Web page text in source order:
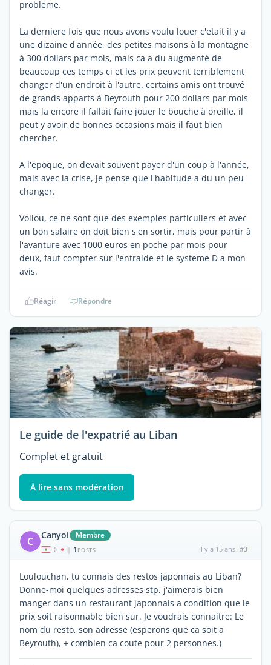
probleme.
La derniere fois que nous avons voulu louer c'etait il y a
une dizaine d'année, des petites maisons à la montagne
à 300 dollars par mois, mais ca a du augmenté de
beaucoup ces temps ci et les prix peuvent terriblement
changer d'un endroit à l'autre. certains amis ont trouvé
de grands apparts à Beyrouth pour 200 dollars par mois
mais la encore il fallait faire jouer le bouche à oreille, il
peut y avoir de bonnes occasions mais il faut bien
chercher.
A l'epoque, on devait souvent payer d'un coup à l'année,
mais avec la crise, je pense que l'habitude a du un peu
changer.
Voilou, ce ne sont que des exemples particuliers et avec
un bon salaire on doit bien s'en sortir, mais pour partir à
l'avanture avec 1000 euros en poche par mois pour
deux, faut compter sur l'entraide et le systeme D a mon
avis.
Réagir Répondre
Le guide de l'expatrié au Liban
Complet et gratuit
À lire sans modération
C Canyoi Membre
| 1 POSTS il y a 15 ans #3
Loulouchan, tu connais des restos japonnais au Liban?
Donne-moi quelques adresses stp, j'aimerais bien
manger dans un restaurant japonnais a condition que le
prix soit raisonnable bien sur. Je voudrais connaitre: Le
nom du resto, son adresse (esperons que ca soit a
Beyrouth), + combien ca coute pour 2 personnes.)